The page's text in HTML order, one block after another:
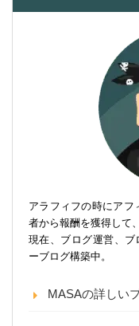
アラフィフの時にアフ
者から報酬を獲得して
現在、ブログ運営、ブ
ーブログ構築中。
MASAの詳しい